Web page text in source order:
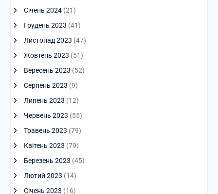
Січень 2024(21)
Грудень 2023 (41)
Листопад 2023 (47)
Жовтень 2023 (51)
Вересень 2023 (52)
Серпень 2023 (9)
Липень 2023 (12)
Червень 2023 (55)
Травень 2023 (79)
Квітень 2023 (79)
Березень 2023 (45)
Лютий 2023 (14)
Січень 2023 (16)